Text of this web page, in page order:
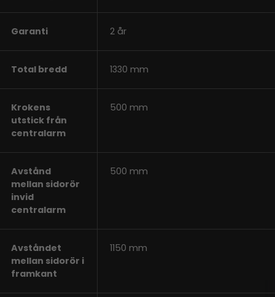
Garanti 2 år
Total bredd 1330 mm
Krokens
utstick från
centralarm
500 mm
Avstånd
mellan sidorör
invid
centralarm
500 mm
Avståndet
mellan sidorör i
framkant
1150 mm